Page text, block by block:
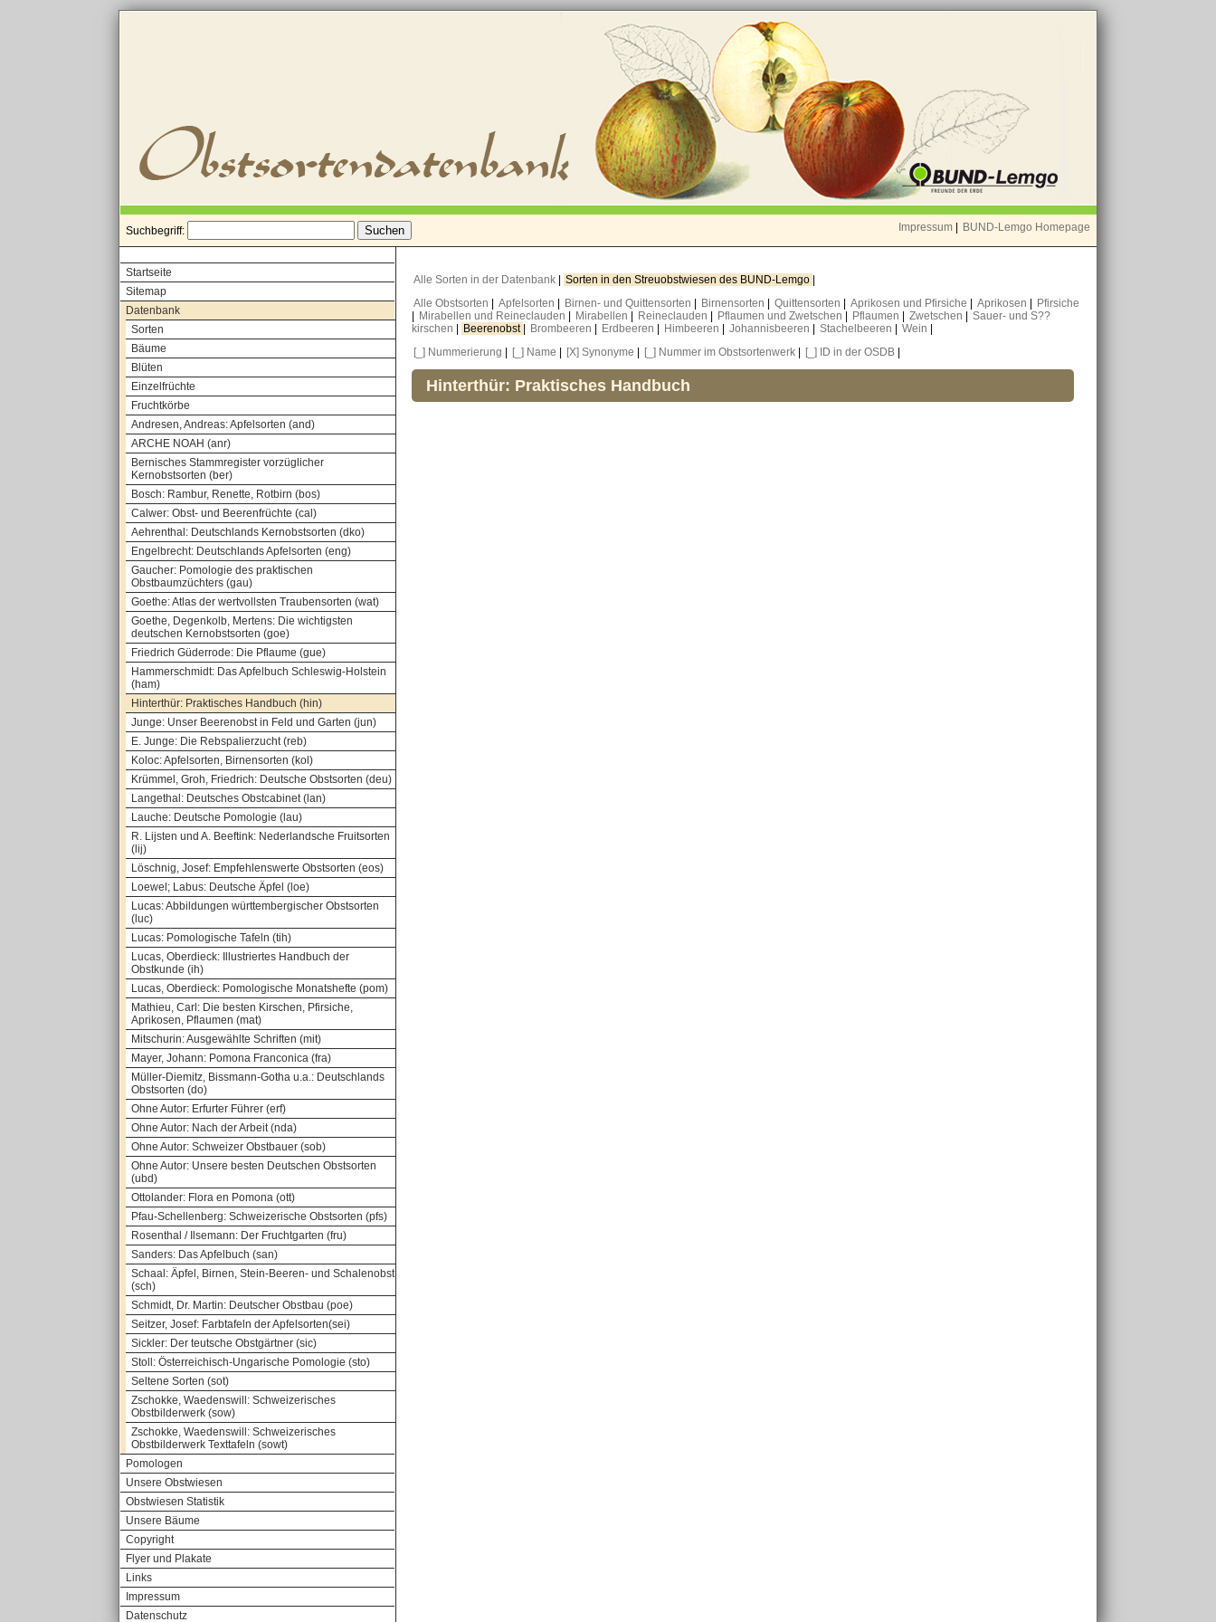
Suchbegriff: Impressum BUND-Lemgo Homepage
Startseite
Sitemap
Datenbank
Sorten
Bäume
Blüten
Einzelfrüchte
Fruchtkörbe
Andresen, Andreas: Apfelsorten (and)
ARCHE NOAH (anr)
Bernisches Stammregister vorzüglicher
Kernobstsorten (ber)
Bosch: Rambur, Renette, Rotbirn (bos)
Calwer: Obst- und Beerenfrüchte (cal)
Aehrenthal: Deutschlands Kernobstsorten (dko)
Engelbrecht: Deutschlands Apfelsorten (eng)
Gaucher: Pomologie des praktischen
Obstbaumzüchters (gau)
Goethe: Atlas der wertvollsten Traubensorten (wat)
Goethe, Degenkolb, Mertens: Die wichtigsten
deutschen Kernobstsorten (goe)
Friedrich Güderrode: Die Pflaume (gue)
Hammerschmidt: Das Apfelbuch Schleswig-Holstein
(ham)
Hinterthür: Praktisches Handbuch (hin)
Junge: Unser Beerenobst in Feld und Garten (jun)
E. Junge: Die Rebspalierzucht (reb)
Koloc: Apfelsorten, Birnensorten (kol)
Krümmel, Groh, Friedrich: Deutsche Obstsorten (deu)
Langethal: Deutsches Obstcabinet (lan)
Lauche: Deutsche Pomologie (lau)
R. Lijsten und A. Beeftink: Nederlandsche Fruitsorten
(lij)
Löschnig, Josef: Empfehlenswerte Obstsorten (eos)
Loewel; Labus: Deutsche Äpfel (loe)
Lucas: Abbildungen württembergischer Obstsorten
(luc)
Lucas: Pomologische Tafeln (tih)
Lucas, Oberdieck: Illustriertes Handbuch der
Obstkunde (ih)
Lucas, Oberdieck: Pomologische Monatshefte (pom)
Mathieu, Carl: Die besten Kirschen, Pfirsiche,
Aprikosen, Pflaumen (mat)
Mitschurin: Ausgewählte Schriften (mit)
Mayer, Johann: Pomona Franconica (fra)
Müller-Diemitz, Bissmann-Gotha u.a.: Deutschlands
Obstsorten (do)
Ohne Autor: Erfurter Führer (erf)
Ohne Autor: Nach der Arbeit (nda)
Ohne Autor: Schweizer Obstbauer (sob)
Ohne Autor: Unsere besten Deutschen Obstsorten
(ubd)
Ottolander: Flora en Pomona (ott)
Pfau-Schellenberg: Schweizerische Obstsorten (pfs)
Rosenthal / Ilsemann: Der Fruchtgarten (fru)
Sanders: Das Apfelbuch (san)
Schaal: Äpfel, Birnen, Stein-Beeren- und Schalenobst
(sch)
Schmidt, Dr. Martin: Deutscher Obstbau (poe)
Seitzer, Josef: Farbtafeln der Apfelsorten(sei)
Sickler: Der teutsche Obstgärtner (sic)
Stoll: Österreichisch-Ungarische Pomologie (sto)
Seltene Sorten (sot)
Zschokke, Waedenswill: Schweizerisches
Obstbilderwerk (sow)
Zschokke, Waedenswill: Schweizerisches
Obstbilderwerk Texttafeln (sowt)
Pomologen
Unsere Obstwiesen
Obstwiesen Statistik
Unsere Bäume
Copyright
Flyer und Plakate
Links
Impressum
Datenschutz
Alle Sorten in der Datenbank Sorten in den Streuobstwiesen des BUND-Lemgo
Alle Obstsorten
Apfelsorten Birnen- und Quittensorten Birnensorten Quittensorten Aprikosen und Pfirsiche Aprikosen
Pfirsiche
Mirabellen und Reineclauden Mirabellen Reineclauden Pflaumen und Zwetschen Pflaumen Zwetschen
Sauer- und S??
kirschen
Beerenobst Brombeeren Erdbeeren Himbeeren Johannisbeeren Stachelbeeren Wein
[_] Nummerierung
[_] Name [X] Synonyme [_] Nummer im Obstsortenwerk [_] ID in der OSDB
Hinterthür: Praktisches Handbuch